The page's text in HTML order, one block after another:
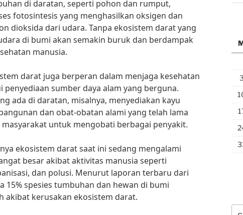
di daratan, seperti pohon dan rumput,
fotosintesis yang menghasilkan oksigen dan
dioksida dari udara. Tanpa ekosistem darat yang
di bumi akan semakin buruk dan berdampak
manusia.
darat juga berperan dalam menjaga kesehatan
penyediaan sumber daya alam yang berguna.
ada di daratan, misalnya, menyediakan kayu
dan obat-obatan alami yang telah lama
untuk mengobati berbagai penyakit.
ekosistem darat saat ini sedang mengalami
besar akibat aktivitas manusia seperti
dan polusi. Menurut laporan terbaru dari
15% spesies tumbuhan dan hewan di bumi
akibat kerusakan ekosistem darat.
3